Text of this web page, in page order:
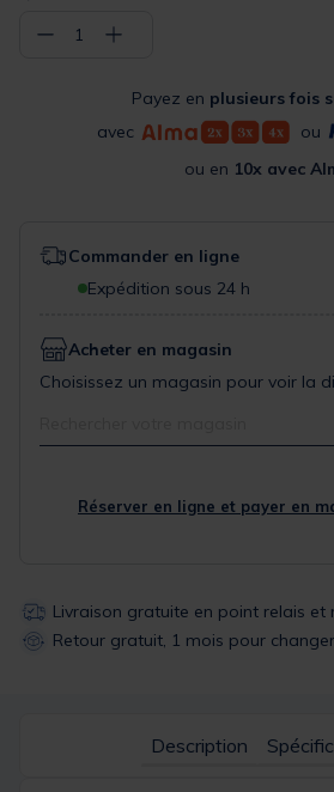
− 1 +
Payez en plusieurs fois
avec
ou
ou en 10x avec
Commander en ligne
Expédition sous 24 h
Acheter en magasin
Choisissez un magasin pour voir la
Réserver en ligne et payer en
Livraison gratuite en point relais et
Retour gratuit, 1 mois pour changer
Description